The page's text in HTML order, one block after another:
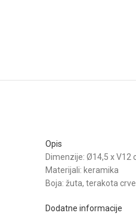
Opis
Dimenzije: Ø14,5 x V12
Materijali: keramika
Boja: žuta, terakota
Dodatne informacije